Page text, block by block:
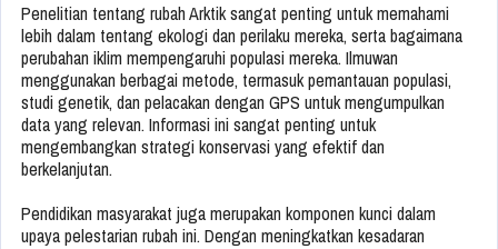
Penelitian tentang rubah Arktik sangat penting untuk memahami
lebih dalam tentang ekologi dan perilaku mereka, serta bagaimana
perubahan iklim mempengaruhi populasi mereka. Ilmuwan
menggunakan berbagai metode, termasuk pemantauan populasi,
studi genetik, dan pelacakan dengan GPS untuk mengumpulkan
data yang relevan. Informasi ini sangat penting untuk
mengembangkan strategi konservasi yang efektif dan
berkelanjutan.
Pendidikan masyarakat juga merupakan komponen kunci dalam
upaya pelestarian rubah ini. Dengan meningkatkan kesadaran